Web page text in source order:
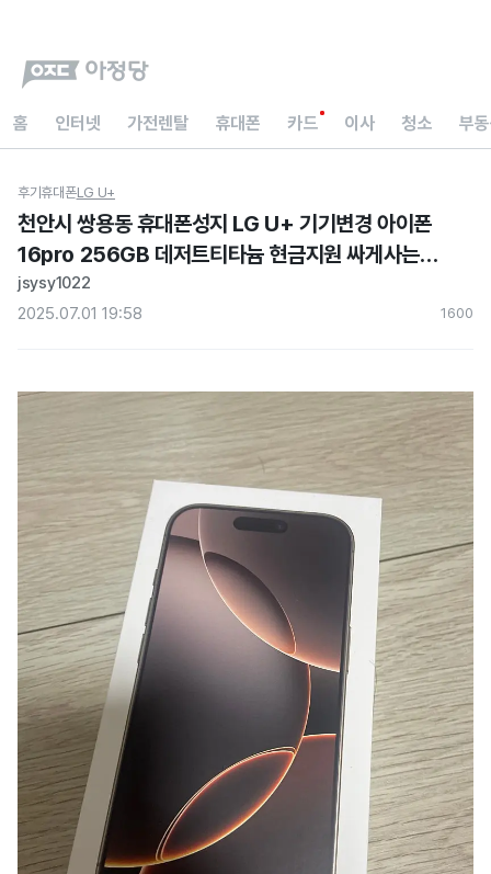
홈 인터넷 가전렌탈 휴대폰 카드 이사 청소 부
후기휴대폰LG U+
천안시 쌍용동 휴대폰성지 LG U+ 기기변경 아이폰
16pro 256GB 데저트티타늄 현금지원 싸게사는법
아정당 내돈내산후기
jsysy1022
2025.07.01 19:58
1600